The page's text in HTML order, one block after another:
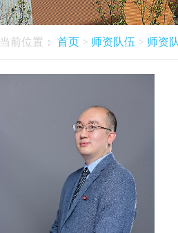
当前位置： 首页 > 师资队伍 > 师资